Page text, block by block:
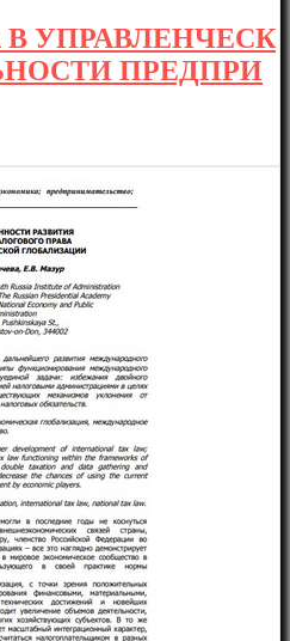
УПРАВЛЕНЧЕСК
ПРЕДПРИ